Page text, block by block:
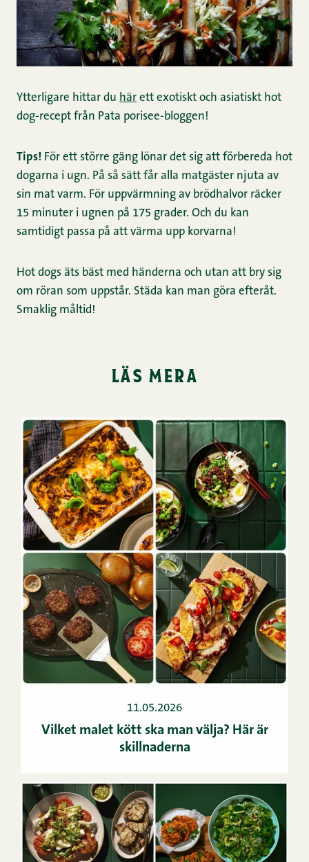
Ytterligare hittar du här ett exotiskt och asiatiskt hot
dog-recept från Pata porisee-bloggen!
Tips! För ett större gäng lönar det sig att förbereda hot
dogarna i ugn. På så sätt får alla matgäster njuta av
sin mat varm. För uppvärmning av brödhalvor räcker
15 minuter i ugnen på 175 grader. Och du kan
samtidigt passa på att värma upp korvarna!
Hot dogs äts bäst med händerna och utan att bry sig
om röran som uppstår. Städa kan man göra efteråt.
Smaklig måltid!
läs mera
11.05.2026
Vilket malet kött ska man välja? Här är
skillnaderna